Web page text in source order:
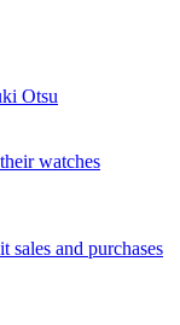
Otsu
watches
and purchases